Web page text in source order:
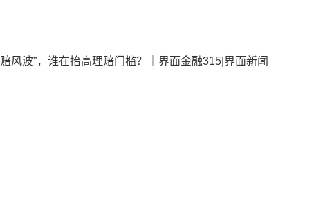
风波”，谁在抬高理赔门槛？｜界面金融315|界面新闻